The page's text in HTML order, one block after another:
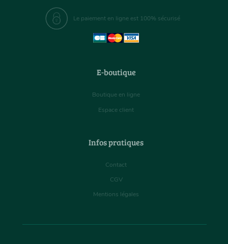
Le paiement en ligne est 100% sécurisé
E-boutique
Boutique en ligne
Espace client
Infos pratiques
Contact
CGV
Mentions légales